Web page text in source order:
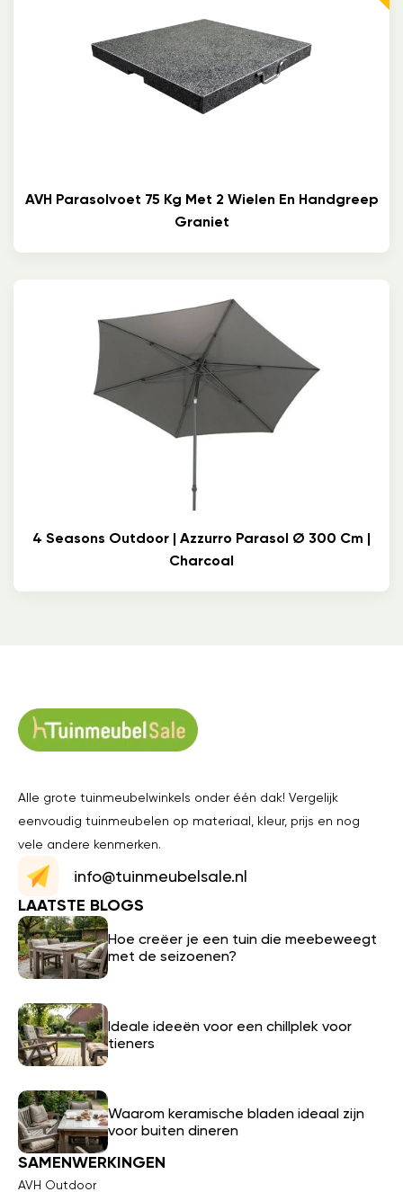
AVH Parasolvoet 75 Kg Met 2 Wielen En Handgreep
Graniet
4 Seasons Outdoor | Azzurro Parasol Ø 300 Cm |
Charcoal
Alle grote tuinmeubelwinkels onder één dak! Vergelijk
eenvoudig tuinmeubelen op materiaal, kleur, prijs en nog
vele andere kenmerken.
info@tuinmeubelsale.nl
LAATSTE BLOGS
Hoe creëer je een tuin die meebeweegt
met de seizoenen?
Ideale ideeën voor een chillplek voor
tieners
Waarom keramische bladen ideaal zijn
voor buiten dineren
SAMENWERKINGEN
AVH Outdoor